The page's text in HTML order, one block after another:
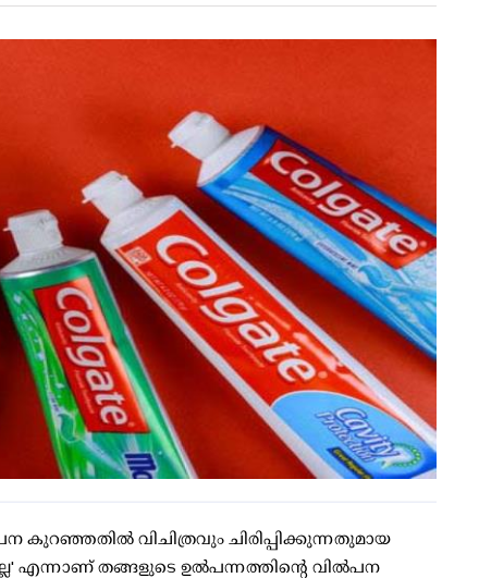
കുറഞ്ഞതില്‍ വിചിത്രവും ചിരിപ്പിക്കുന്നതുമായ
എന്നാണ് തങ്ങളുടെ ഉല്‍പന്നത്തിന്റെ വില്‍പന